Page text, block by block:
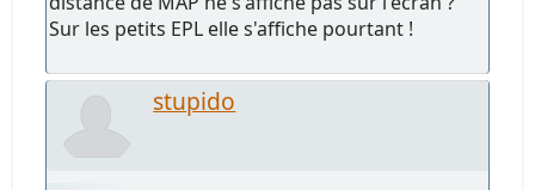
Sur les petits EPL elle s'affiche pourtant !
stupido